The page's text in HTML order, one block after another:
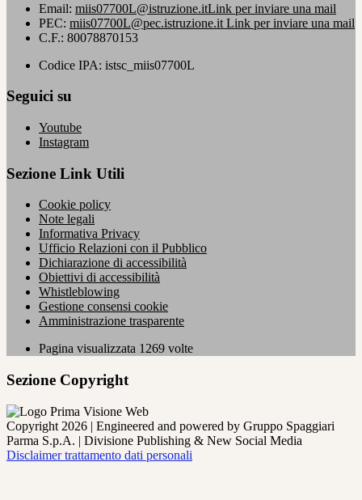
Email: miis07700L@istruzione.itLink per inviare una mail
PEC: miis07700L@pec.istruzione.it Link per inviare una mail
C.F.: 80078870153
Codice IPA: istsc_miis07700L
Seguici su
Youtube
Instagram
Sezione Link Utili
Cookie policy
Note legali
Informativa Privacy
Ufficio Relazioni con il Pubblico
Dichiarazione di accessibilità
Obiettivi di accessibilità
Whistleblowing
Gestione consensi cookie
Amministrazione trasparente
Pagina visualizzata 1269 volte
Sezione Copyright
Copyright 2026 | Engineered and powered by Gruppo Spaggiari
Parma S.p.A. | Divisione Publishing & New Social Media
Disclaimer trattamento dati personali